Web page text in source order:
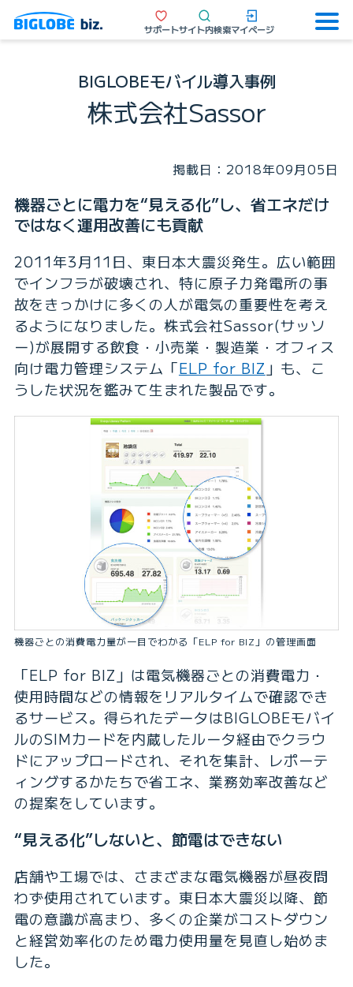
サポートサイト内検索マイページ
BIGLOBEモバイル導入事例
株式会社Sassor
掲載日：2018年09月05日
機器ごとに電力を“見える化”し、省エネだけ
ではなく運用改善にも貢献
2011年3月11日、東日本大震災発生。広い範囲
でインフラが破壊され、特に原子力発電所の事
故をきっかけに多くの人が電気の重要性を考え
るようになりました。株式会社Sassor(サッソ
ー)が展開する飲食・小売業・製造業・オフィス
向け電力管理システム「ELP for BIZ 」も、こ
うした状況を鑑みて生まれた製品です。
機器ごとの消費電力量が一目でわかる「ELP for BIZ」の管理画面
「ELP for BIZ」は電気機器ごとの消費電力・
使用時間などの情報をリアルタイムで確認でき
るサービス。得られたデータはBIGLOBEモバイ
ルのSIMカードを内蔵したルータ経由でクラウ
ドにアップロードされ、それを集計、レポーテ
ィングするかたちで省エネ、業務効率改善など
の提案をしています。
“見える化”しないと、節電はできない
店舗や工場では、さまざまな電気機器が昼夜問
わず使用されています。東日本大震災以降、節
電の意識が高まり、多くの企業がコストダウン
と経営効率化のため電力使用量を見直し始めま
した。